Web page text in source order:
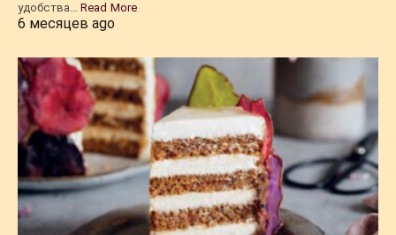
удобства… Read More
6 месяцев ago